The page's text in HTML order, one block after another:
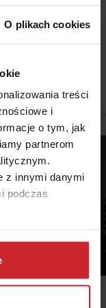
O plikach cookies
treści
i
o tym, jak
partnerom
z innymi danymi
podczas
jak
sposób
Polityki
iż zachodzi
i indywidualnych